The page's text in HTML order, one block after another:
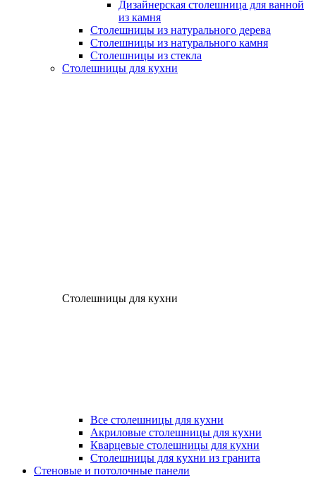
Дизайнерская столешница для ванной
из камня
Столешницы из натурального дерева
Столешницы из натурального камня
Столешницы из стекла
Столешницы для кухни
Столешницы для кухни
Все столешницы для кухни
Акриловые столешницы для кухни
Кварцевые столешницы для кухни
Столешницы для кухни из гранита
Стеновые и потолочные панели